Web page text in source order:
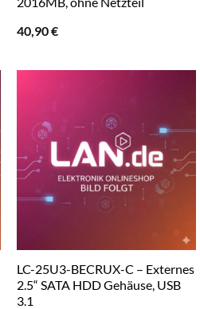
40,90€
LC-25U3-BECRUX-C – Externes
2.5“ SATA HDD Gehäuse, USB
3.1